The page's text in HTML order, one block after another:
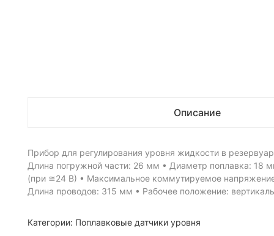
Описание
Прибор для регулирования уровня жидкости в
Длина погружной части: 26 мм • Диаметр поплавка:
(при ≅24 В) • Максимальное коммутируемое
Длина проводов: 315 мм • Рабочее положение:
Категории: Поплавковые датчики уровня